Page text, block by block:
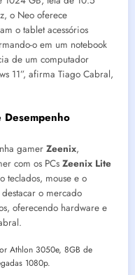
o Neo oferece
o tablet acessórios
o em um notebook
de um computador
11”, afirma Tiago Cabral,
Desempenho
gamer Zeenix,
com os PCs Zeenix Lite
teclados, mouse e o
o mercado
oferecendo hardware e
Athlon 3050e, 8GB de
1080p.